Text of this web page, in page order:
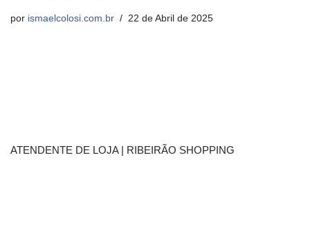
por ismaelcolosi.com.br 22 de Abril de 2025
ATENDENTE DE LOJA | RIBEIRÃO SHOPPING